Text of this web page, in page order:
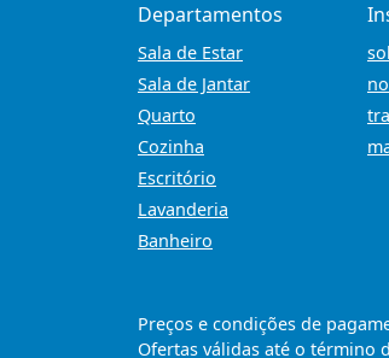
Departamentos
Sala de Estar
Sala de Jantar
Quarto
Cozinha
Escritório
Lavanderia
Banheiro
Preços e condições de
Ofertas válidas até o término